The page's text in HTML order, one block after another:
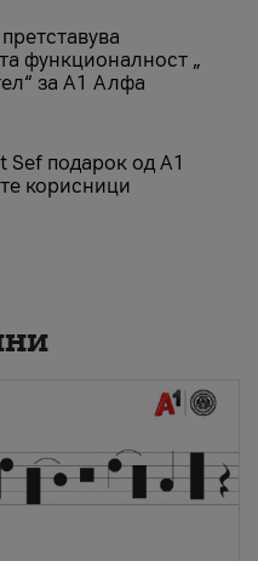
функционалност „
за А1 Алфа
Sеf подарок од А1
корисници